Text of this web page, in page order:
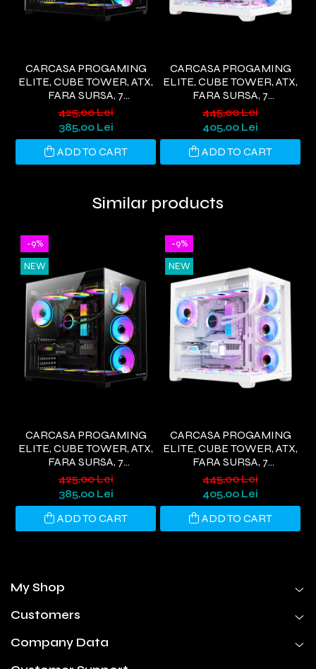
CARCASA PROGAMING
ELITE, CUBE TOWER, ATX,
FARA SURSA, 7
VENTILATOARE ARGB,
NEGRU
425,00 Lei
385,00 Lei
ADD TO CART
CARCASA PROGAMING
ELITE, CUBE TOWER, ATX,
FARA SURSA, 7
VENTILATOARE ARGB, ALB
445,00 Lei
405,00 Lei
ADD TO CART
Similar products
-9%
NEW
CARCASA PROGAMING
ELITE, CUBE TOWER, ATX,
FARA SURSA, 7
VENTILATOARE ARGB,
NEGRU
425,00 Lei
385,00 Lei
ADD TO CART
-9%
NEW
CARCASA PROGAMING
ELITE, CUBE TOWER, ATX,
FARA SURSA, 7
VENTILATOARE ARGB, ALB
445,00 Lei
405,00 Lei
ADD TO CART
My Shop
Customers
Company Data